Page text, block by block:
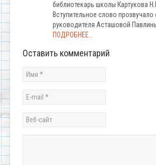
библиотекарь школы Картукова
Вступительное слово прозвучало
руководителя Асташовой
ПОДРОБНЕЕ…
Оставить комментарий